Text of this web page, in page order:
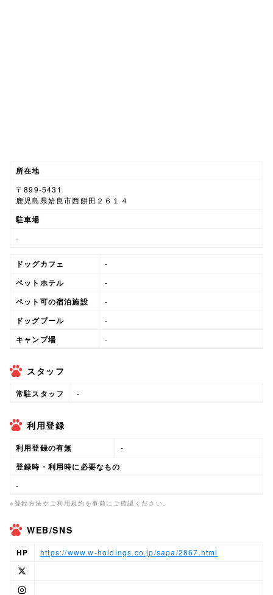
所在地
〒899-5431
鹿児島県姶良市西餅田２６１４
駐車場
-
ドッグカフェ -
ペットホテル -
ペット可の宿泊施設 -
ドッグプール -
キャンプ場 -
スタッフ
常駐スタッフ -
利用登録
利用登録の有無 -
登録時・利用時に必要なもの
-
※登録方法やご利用規約を事前にご確認ください。
WEB/SNS
HP https://www.w-holdings.co.jp/sapa/2867.html